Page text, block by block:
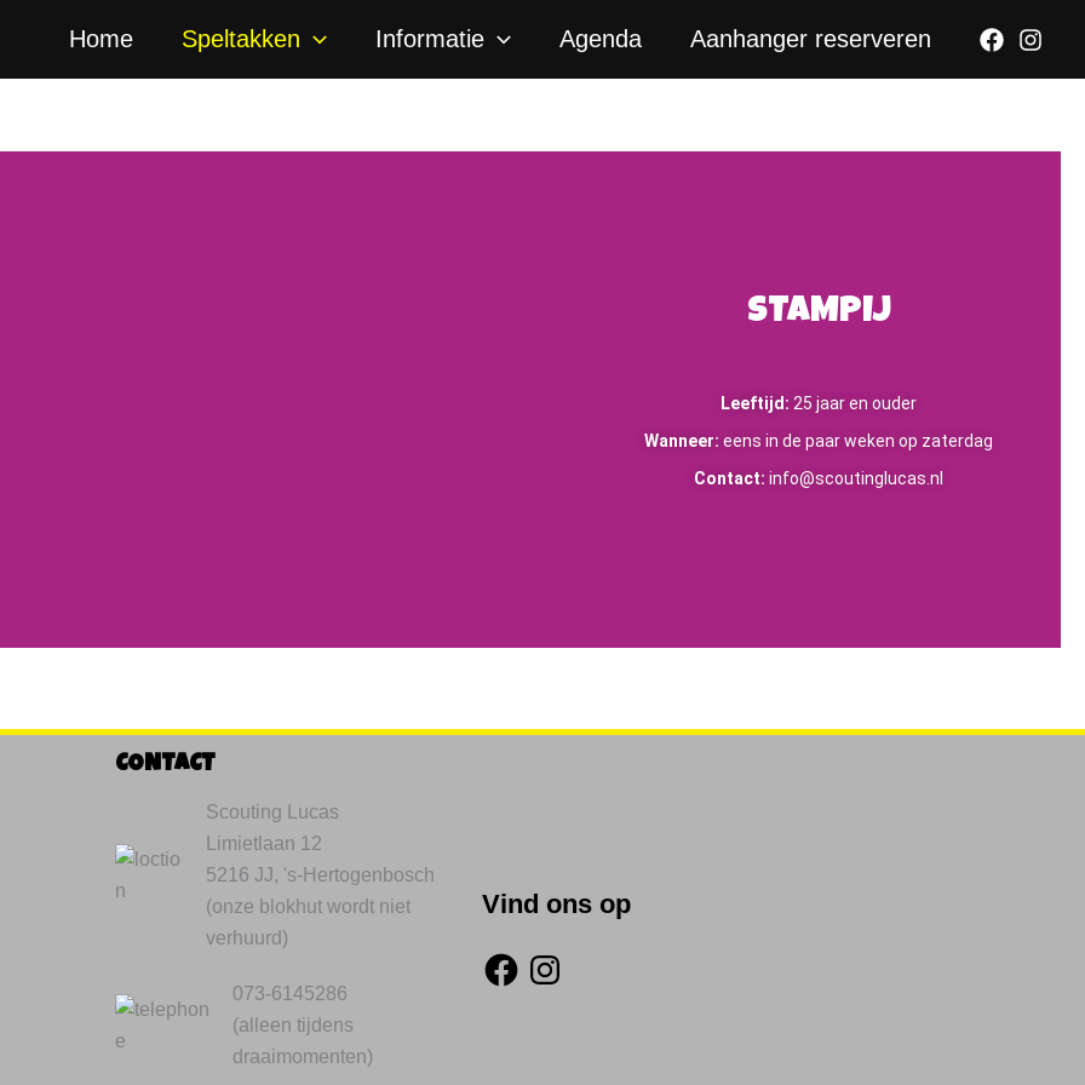
Home Speltakken Informatie Agenda Aanhanger reserveren
STAMPIJ
Leeftijd: 25 jaar en ouder
Wanneer: eens in de paar weken op zaterdag
Contact:info@scoutinglucas.nl
CONTACT
Scouting Lucas
Limietlaan 12
5216 JJ, 's-Hertogenbosch
(onze blokhut wordt niet
verhuurd)
073-6145286
(alleen tijdens
draaimomenten)
Vind ons op